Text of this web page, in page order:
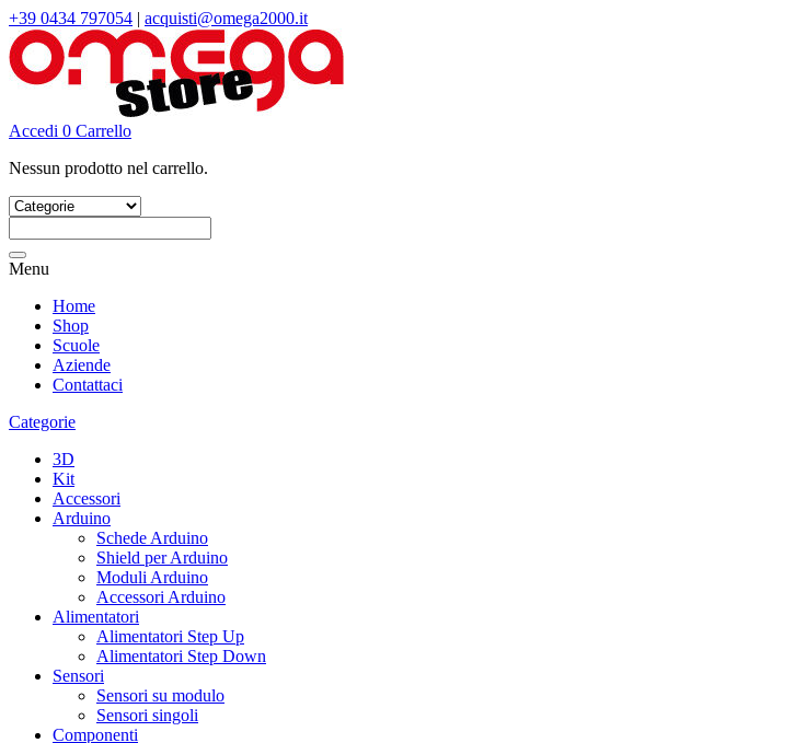
+39 0434 797054 | acquisti@omega2000.it
Accedi 0 Carrello
Nessun prodotto nel carrello.
Menu
Home
Shop
Scuole
Aziende
Contattaci
Categorie
3D
Kit
Accessori
Arduino
Schede Arduino
Shield per Arduino
Moduli Arduino
Accessori Arduino
Alimentatori
Alimentatori Step Up
Alimentatori Step Down
Sensori
Sensori su modulo
Sensori singoli
Componenti